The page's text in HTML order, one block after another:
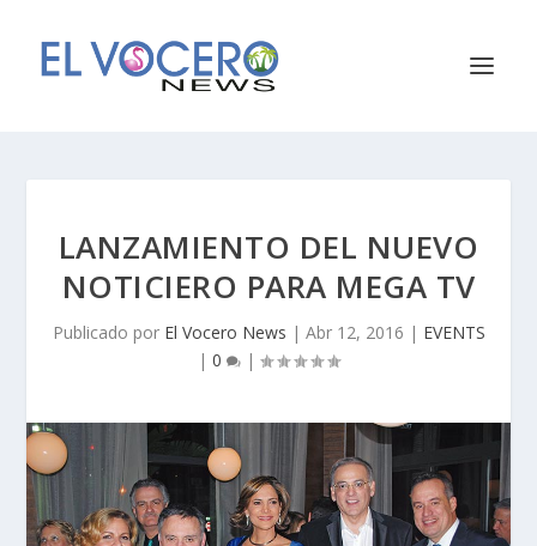
LANZAMIENTO DEL NUEVO
NOTICIERO PARA MEGA TV
Publicado por El Vocero News | Abr 12, 2016 | EVENTS
| 0 |